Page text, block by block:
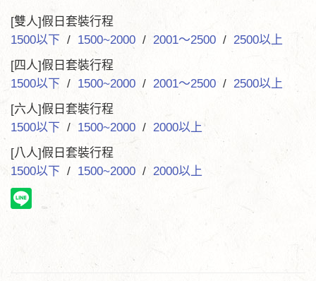
[雙人]假日套裝行程
1500以下 / 1500~2000 / 2001～2500 / 2500以上
[四人]假日套裝行程
1500以下 / 1500~2000 / 2001～2500 / 2500以上
[六人]假日套裝行程
1500以下 / 1500~2000 / 2000以上
[八人]假日套裝行程
1500以下 / 1500~2000 / 2000以上